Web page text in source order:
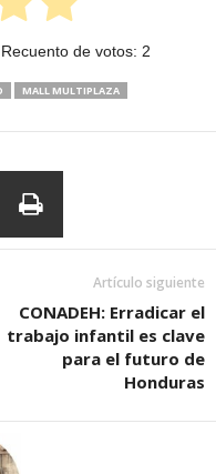
de votos: 2
MALL MULTIPLAZA
Artículo siguiente
CONADEH: Erradicar el
trabajo infantil es clave
para el futuro de
Honduras